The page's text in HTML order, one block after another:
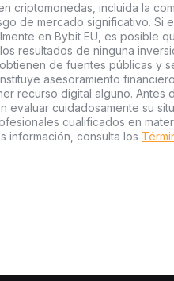
criptomonedas, incluida la
de mercado significativo. Si
en Bybit EU, es posible
resultados de ninguna
de fuentes públicas y
asesoramiento
recurso digital alguno. Antes
evaluar cuidadosamente su
cualificados en
información, consulta los